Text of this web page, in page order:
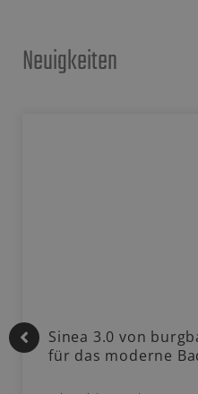
Neuigkeiten
Sinea 3.0 von
für das moderne